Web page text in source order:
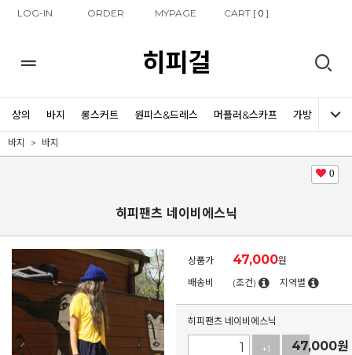
LOG-IN ORDER MYPAGE CART [0 ]
히피걸
상의 바지 롱스커트 원피스&드레스 머플러&스카프 가방 신발
바지 바지
0
히피팬츠 네이비에스닉
상품가 47,000원
배송비
(조건) 지역별
히피팬츠 네이비에스닉
+1 -1
47,000원